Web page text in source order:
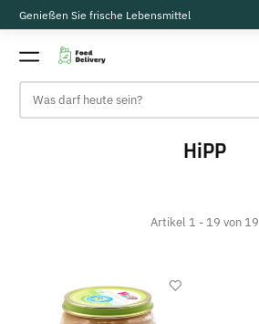
Genießen Sie frische Lebensmittel
HiPP
Artikel 1 - 19 von 19